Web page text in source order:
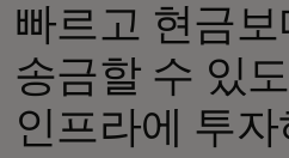
빠르고 현금보
송금할 수 있
인프라에 투자